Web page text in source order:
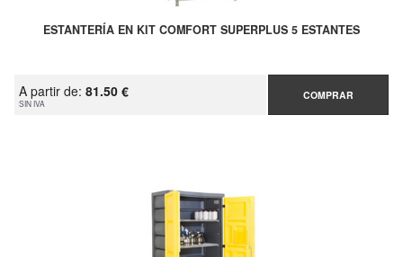
ESTANTERÍA EN KIT COMFORT SUPERPLUS 5 ESTANTES
A partir de: 81.50 €
SIN IVA
COMPRAR